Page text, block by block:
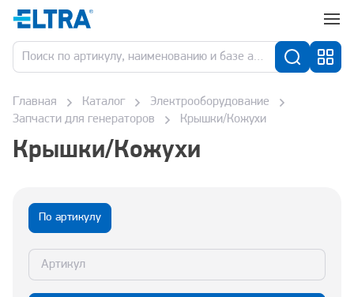
Главная Каталог
Электрооборудование
Запчасти для генераторов
Крышки/Кожухи
Крышки/Кожухи
По артикулу